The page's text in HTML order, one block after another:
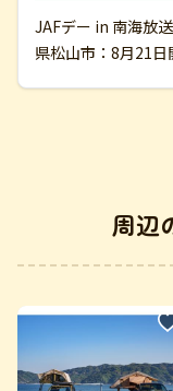
JAFデー in 南海放
県松山市：8月21日
周辺